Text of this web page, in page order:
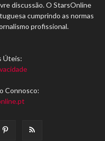
discussão. O StarsOnline
cumprindo as normas
profissional.
Úteis:
Connosco: